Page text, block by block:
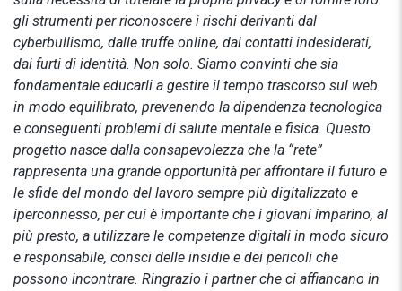
gli strumenti per riconoscere i rischi derivanti dal
cyberbullismo, dalle truffe online, dai contatti indesiderati,
dai furti di identità. Non solo. Siamo convinti che sia
fondamentale educarli a gestire il tempo trascorso sul web
in modo equilibrato, prevenendo la dipendenza tecnologica
e conseguenti problemi di salute mentale e fisica. Questo
progetto nasce dalla consapevolezza che la “rete”
rappresenta una grande opportunità per affrontare il futuro e
le sfide del mondo del lavoro sempre più digitalizzato e
iperconnesso, per cui è importante che i giovani imparino, al
più presto, a utilizzare le competenze digitali in modo sicuro
e responsabile, consci delle insidie e dei pericoli che
possono incontrare. Ringrazio i partner che ci affiancano in